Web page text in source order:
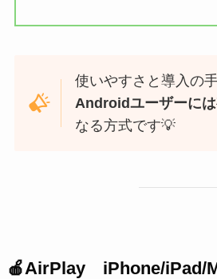
使いやすさと導入の
Androidユーザーに
なる方式です💡
🍎AirPlayiPhone/iPad/